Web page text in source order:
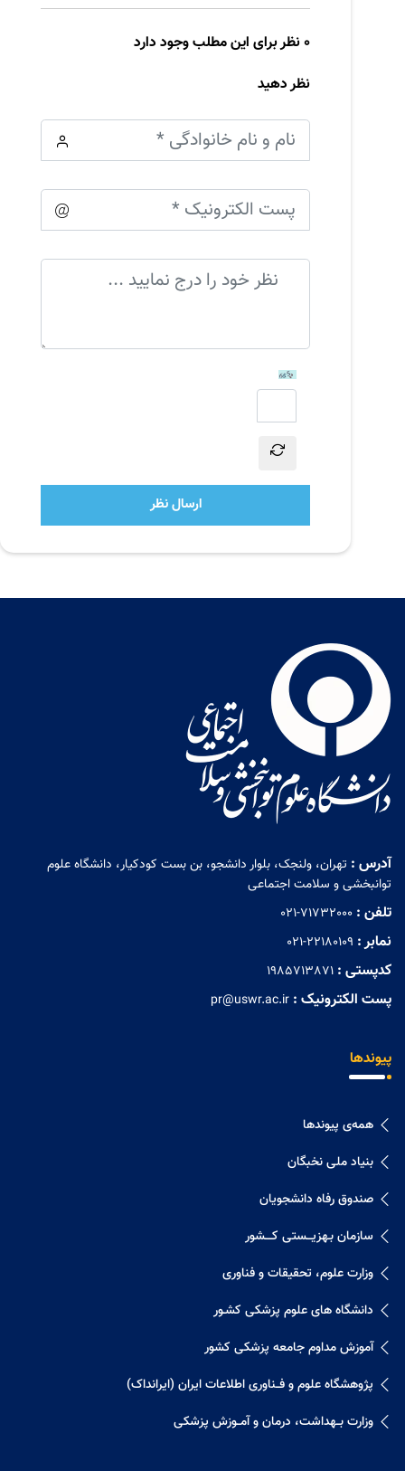
نظر دهید
ارسال نظر
آدرس :تهران، ولنجک، بلوار دانشجو، بن بست کودکیار، دانشگاه علوم
توانبخشی و سلامت اجتماعی
تلفن :021-71732000
نمابر :021-22180109
کدپستی :1985713871
پست الکترونیک :pr@uswr.ac.ir
پیوندها
همه‌ی پیوندها
بنیاد ملی نخبگان
صندوق رفاه دانشجویان
سازمان بـهزیـــستی کــــشور
وزارت علوم، تحقیقات و فناوری
دانشگاه های علوم پزشکی کشـور
آموزش مداوم جامعه پزشکی کشور
پژوهشگاه علوم و فــناوری اطلاعات ایران (ایرانداک)
وزارت بــهداشت، درمان و آمــوزش پزشکی